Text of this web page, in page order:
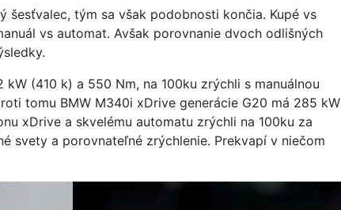
šesťvalec, tým sa však podobnosti končia. Kupé vs
vs automat. Avšak porovnanie dvoch odlišných
(410 k) a 550 Nm, na 100ku zrýchli s manuálnou
tomu BMW M340i xDrive generácie G20 má 285 kW
xDrive a skvelému automatu zrýchli na 100ku za
svety a porovnateľné zrýchlenie. Prekvapí v niečom